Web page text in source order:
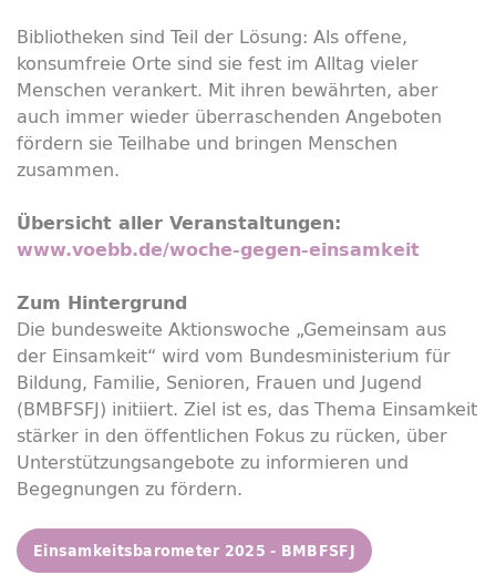
Bibliotheken sind Teil der Lösung: Als offene,
konsumfreie Orte sind sie fest im Alltag vieler
Menschen verankert. Mit ihren bewährten, aber
auch immer wieder überraschenden Angeboten
fördern sie Teilhabe und bringen Menschen
zusammen.
Übersicht aller Veranstaltungen:
www.voebb.de/woche-gegen-einsamkeit
Zum Hintergrund
Die bundesweite Aktionswoche „Gemeinsam aus
der Einsamkeit“ wird vom Bundesministerium für
Bildung, Familie, Senioren, Frauen und Jugend
(BMBFSFJ) initiiert. Ziel ist es, das Thema Einsamkeit
stärker in den öffentlichen Fokus zu rücken, über
Unterstützungsangebote zu informieren und
Begegnungen zu fördern.
Einsamkeitsbarometer 2025 - BMBFSFJ